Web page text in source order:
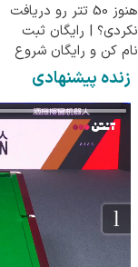
هنوز 50 تتر رو دریافت
نکردی؟ | رایگان ثبت
نام کن و رایگان شروع
کن!
زنده پیشنهادی